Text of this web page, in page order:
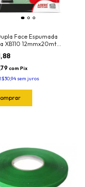
Face Espumada
XB110 12mmx20mt
com Pix
sem juros